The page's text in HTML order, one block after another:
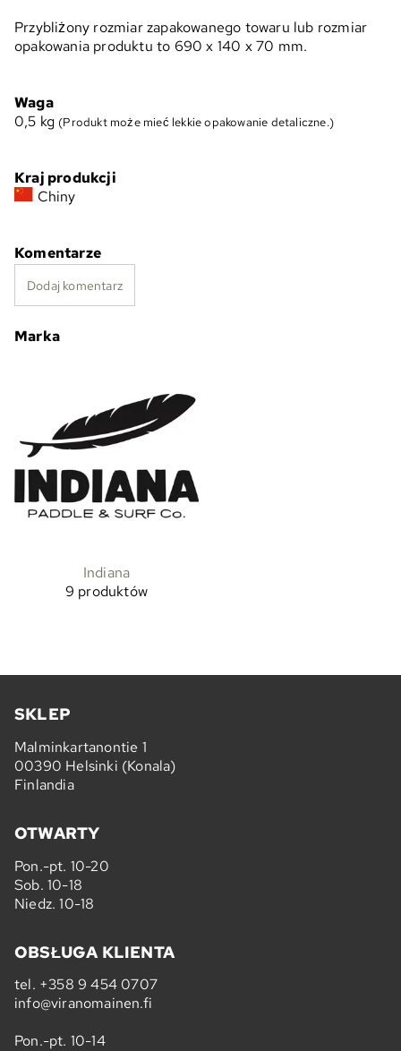
Przybliżony rozmiar zapakowanego towaru lub rozmiar
opakowania produktu to 690 x 140 x 70 mm.
Waga
0,5 kg (Produkt może mieć lekkie opakowanie detaliczne.)
Kraj produkcji
Chiny
Komentarze
Dodaj komentarz
Marka
Indiana
9 produktów
SKLEP
Malminkartanontie 1
00390 Helsinki (Konala)
Finlandia
OTWARTY
Pon.-pt. 10-20
Sob. 10-18
Niedz. 10-18
OBSŁUGA KLIENTA
tel. +358 9 454 0707
info@viranomainen.fi
Pon.-pt. 10-14